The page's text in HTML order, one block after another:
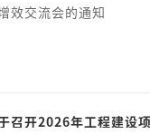
效交流会的通知
召开2026年工程建设